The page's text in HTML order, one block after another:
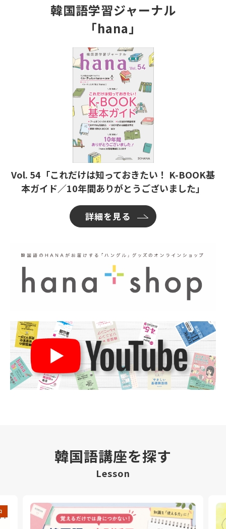
韓国語学習ジャーナル
「hana」
Vol. 54「これだけは知っておきたい！ K-BOOK基
本ガイド／10年間ありがとうございました」
詳細を見る
韓国語講座を探す
Lesson